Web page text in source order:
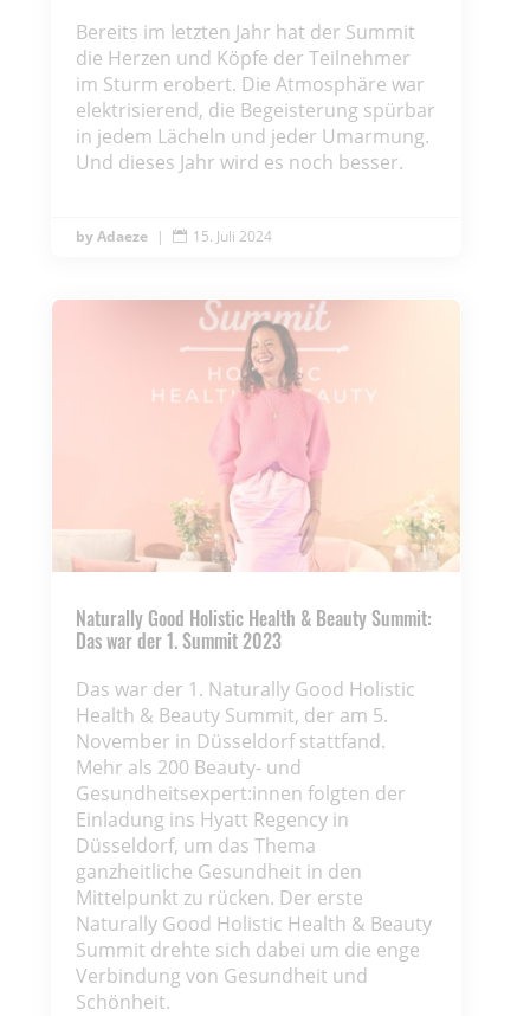
Bereits im letzten Jahr hat der Summit
die Herzen und Köpfe der Teilnehmer
im Sturm erobert. Die Atmosphäre war
elektrisierend, die Begeisterung spürbar
in jedem Lächeln und jeder Umarmung.
Und dieses Jahr wird es noch besser.
Adaeze |  15. Juli 2024
Naturally Good Holistic Health & Beauty Summit:
Das war der 1. Summit 2023
Das war der 1. Naturally Good Holistic
Health & Beauty Summit, der am 5.
November in Düsseldorf stattfand.
Mehr als 200 Beauty- und
Gesundheitsexpert:innen folgten der
Einladung ins Hyatt Regency in
Düsseldorf, um das Thema
ganzheitliche Gesundheit in den
Mittelpunkt zu rücken. Der erste
Naturally Good Holistic Health & Beauty
Summit drehte sich dabei um die enge
Verbindung von Gesundheit und
Schönheit.